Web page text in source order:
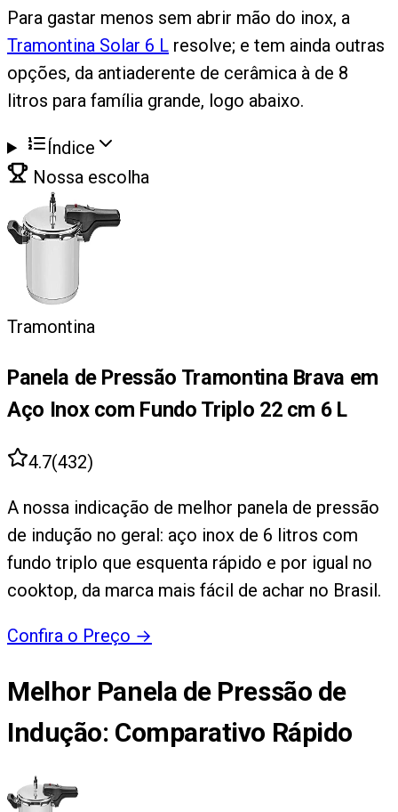
Para gastar menos sem abrir mão do inox, a
Tramontina Solar 6 L resolve; e tem ainda outras
opções, da antiaderente de cerâmica à de 8
litros para família grande, logo abaixo.
Índice
Nossa escolha
Tramontina
Panela de Pressão Tramontina Brava em
Aço Inox com Fundo Triplo 22 cm 6 L
4.7(432)
A nossa indicação de melhor panela de pressão
de indução no geral: aço inox de 6 litros com
fundo triplo que esquenta rápido e por igual no
cooktop, da marca mais fácil de achar no Brasil.
Confira o Preço →
Melhor Panela de Pressão de
Indução: Comparativo Rápido